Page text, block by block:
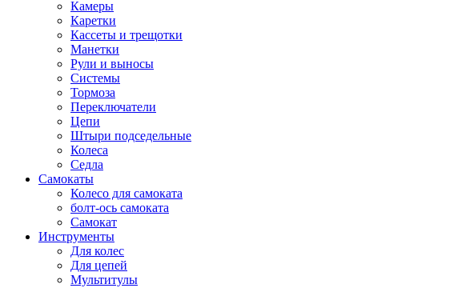
Камеры
Каретки
Кассеты и трещотки
Манетки
Рули и выносы
Системы
Тормоза
Переключатели
Цепи
Штыри подседельные
Колеса
Седла
Самокаты
Колесо для самоката
болт-ось самоката
Самокат
Инструменты
Для колес
Для цепей
Мультитулы